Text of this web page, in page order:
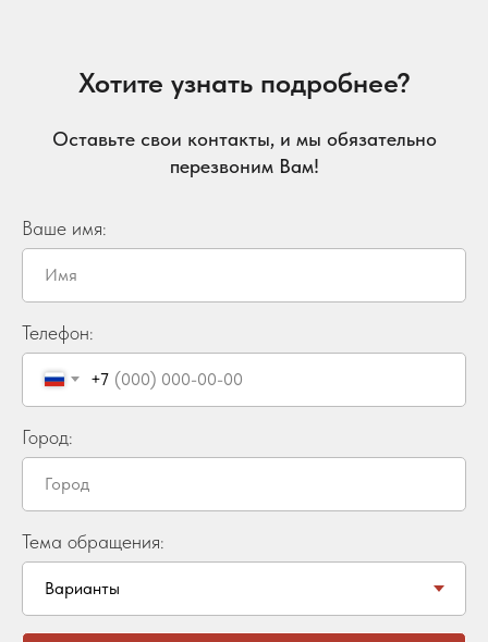
Хотите узнать подробнее?
Оставьте свои контакты, и мы обязательно
перезвоним Вам!
Ваше имя:
Телефон:
+7
Город:
Тема обращения: